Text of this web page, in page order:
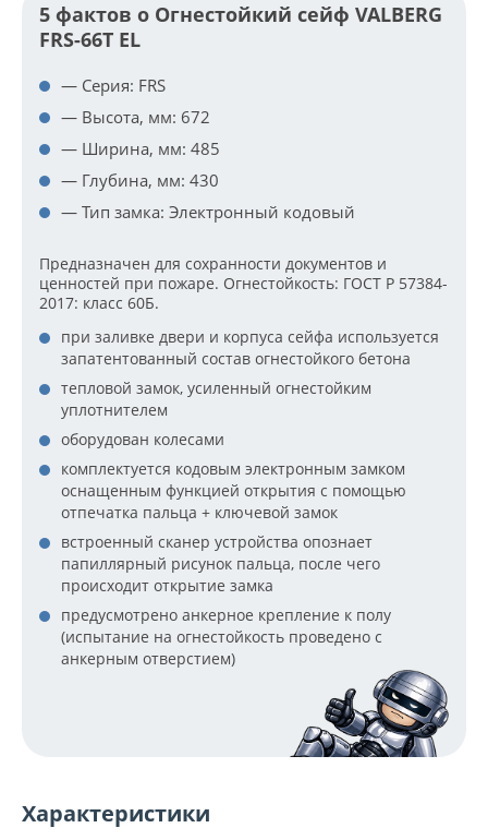
5 фактов о Огнестойкий сейф VALBERG
FRS-66T EL
— Серия: FRS
— Высота, мм: 672
— Ширина, мм: 485
— Глубина, мм: 430
— Тип замка: Электронный кодовый
Предназначен для сохранности документов и
ценностей при пожаре. Огнестойкость: ГОСТ Р 57384-
2017: класс 60Б.
при заливке двери и корпуса сейфа используется
запатентованный состав огнестойкого бетона
тепловой замок, усиленный огнестойким
уплотнителем
оборудован колесами
комплектуется кодовым электронным замком
оснащенным функцией открытия с помощью
отпечатка пальца + ключевой замок
встроенный сканер устройства опознает
папиллярный рисунок пальца, после чего
происходит открытие замка
предусмотрено анкерное крепление к полу
(испытание на огнестойкость проведено с
анкерным отверстием)
Характеристики